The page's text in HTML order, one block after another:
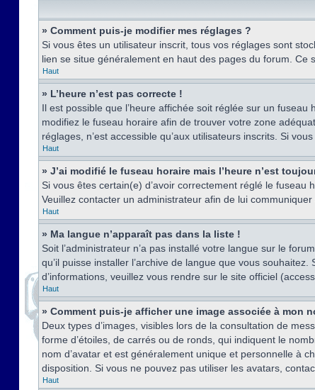
» Comment puis-je modifier mes réglages ?
Si vous êtes un utilisateur inscrit, tous vos réglages sont
lien se situe généralement en haut des pages du forum.
Haut
» L’heure n’est pas correcte !
Il est possible que l’heure affichée soit réglée sur un
modifiez le fuseau horaire afin de trouver votre zone
réglages, n’est accessible qu’aux utilisateurs inscrits. Si
Haut
» J’ai modifié le fuseau horaire mais l’heure n’est
Si vous êtes certain(e) d’avoir correctement réglé le fuseau
Veuillez contacter un administrateur afin de lui communiquer
Haut
» Ma langue n’apparaît pas dans la liste !
Soit l’administrateur n’a pas installé votre langue sur le
qu’il puisse installer l’archive de langue que vous
d’informations, veuillez vous rendre sur le site officiel
Haut
» Comment puis-je afficher une image associée à mon
Deux types d’images, visibles lors de la consultation de
forme d’étoiles, de carrés ou de ronds, qui indiquent le
nom d’avatar et est généralement unique et personnelle à
disposition. Si vous ne pouvez pas utiliser les avatars,
Haut